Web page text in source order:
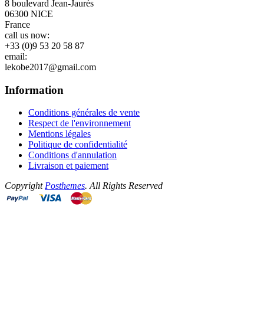
8 boulevard Jean-Jaurès
06300 NICE
France
call us now:
+33 (0)9 53 20 58 87
email:
lekobe2017@gmail.com
Information
Conditions générales de vente
Respect de l'environnement
Mentions légales
Politique de confidentialité
Conditions d'annulation
Livraison et paiement
CopyrightPosthemes. All Rights Reserved